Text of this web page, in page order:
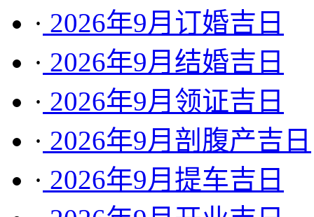
· 2026年9月订婚吉日
· 2026年9月结婚吉日
· 2026年9月领证吉日
· 2026年9月剖腹产吉日
· 2026年9月提车吉日